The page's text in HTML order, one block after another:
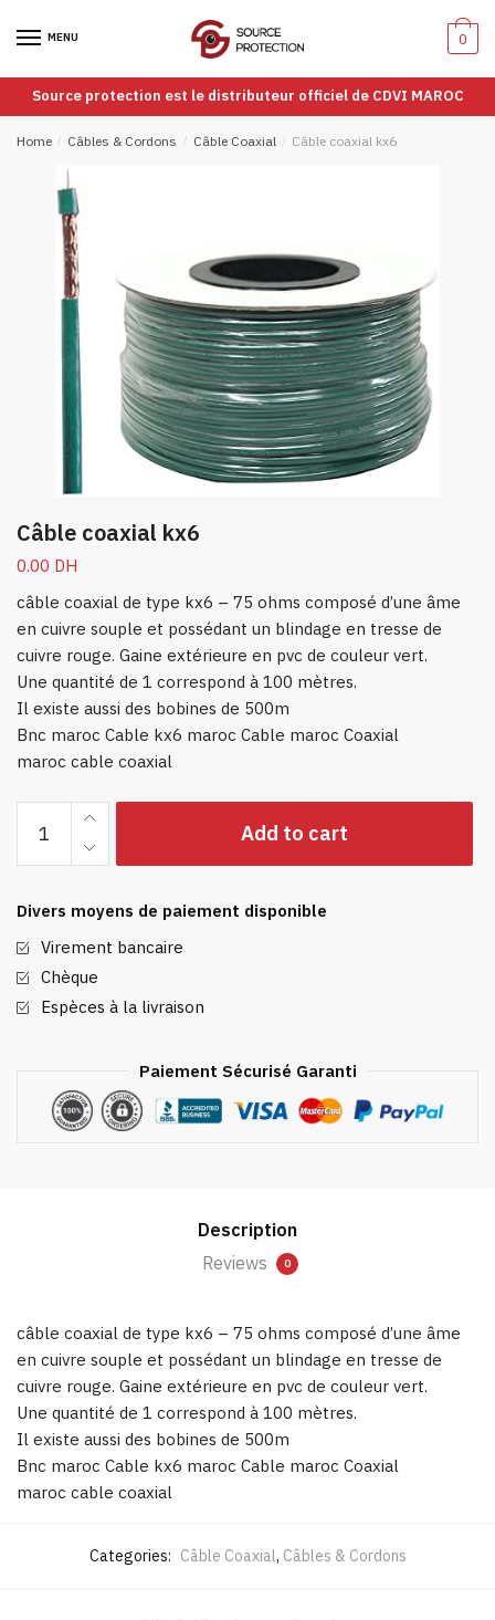
navigation
MENU 0
Source protection est le distributeur officiel de CDVI MAROC
Home / Câbles & Cordons / Câble Coaxial / Câble coaxial kx6
Câble coaxial kx6
0.00 DH
câble coaxial de type kx6 – 75 ohms composé d’une âme
en cuivre souple et possédant un blindage en tresse de
cuivre rouge. Gaine extérieure en pvc de couleur vert.
Une quantité de 1 correspond à 100 mètres.
Il existe aussi des bobines de 500m
Bnc maroc Cable kx6 maroc Cable maroc Coaxial
maroc cable coaxial
coaxial
kx6
Add to cart
Divers moyens de paiement disponible
Virement bancaire
Chèque
Espèces à la livraison
Paiement Sécurisé Garanti
Description
Reviews
0
câble coaxial de type kx6 – 75 ohms composé d’une âme
en cuivre souple et possédant un blindage en tresse de
cuivre rouge. Gaine extérieure en pvc de couleur vert.
Une quantité de 1 correspond à 100 mètres.
Il existe aussi des bobines de 500m
Bnc maroc Cable kx6 maroc Cable maroc Coaxial
maroc cable coaxial
Categories: Câble Coaxial, Câbles & Cordons